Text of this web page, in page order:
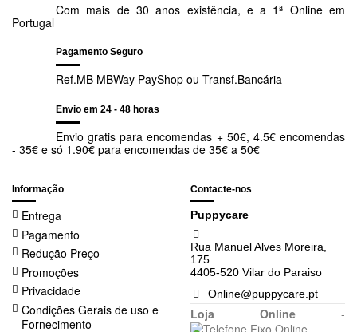
Com mais de 30 anos existência, e a 1ª Online em
Portugal
Pagamento Seguro
Ref.MB MBWay PayShop ou Transf.Bancária
Envio em 24 - 48 horas
Envio gratis para encomendas + 50€, 4.5€ encomendas
- 35€ e só 1.90€ para encomendas de 35€ a 50€
Informação
Entrega
Pagamento
Redução Preço
Promoções
Privacidade
Condições Gerais de uso e
Fornecimento
Contacte-nos
Puppycare
Rua Manuel Alves Moreira,
175
4405-520 Vilar do Paraiso
Online@puppycare.pt
Loja Online -